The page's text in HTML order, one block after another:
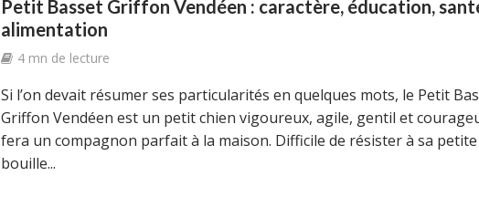
Petit Basset Griffon Vendéen : caractère, éducation,
alimentation
4 mn de lecture
Si l’on devait résumer ses particularités en quelques mots, le Petit
Griffon Vendéen est un petit chien vigoureux, agile, gentil et
fera un compagnon parfait à la maison. Difficile de résister à sa petite
bouille...